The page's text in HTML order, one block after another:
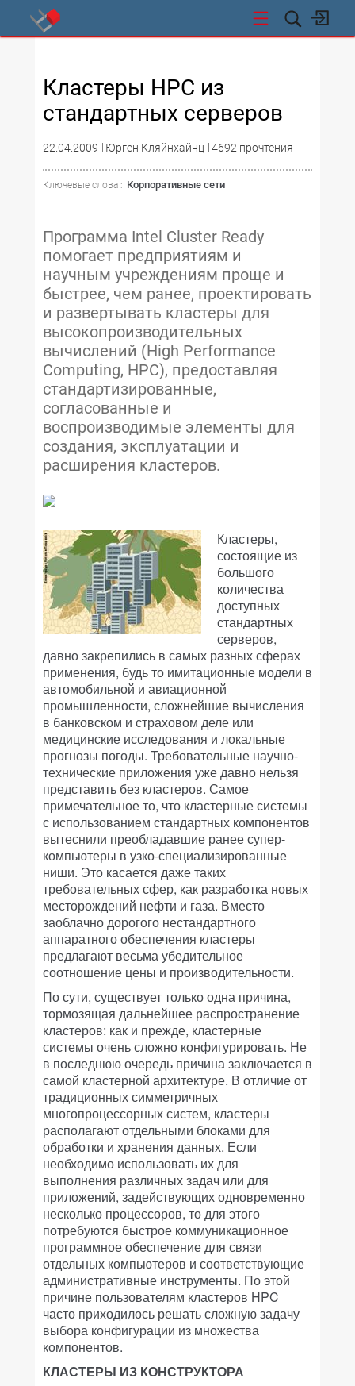
Кластеры HPC из
стандартных серверов
22.04.2009 Юрген Кляйнхайнц 4692 прочтения
Ключевые слова : Корпоративные сети
Программа Intel Cluster Ready
помогает предприятиям и
научным учреждениям проще и
быстрее, чем ранее, проектировать
и развертывать кластеры для
высокопроизводительных
вычислений (High Performance
Computing, HPC), предоставляя
стандартизированные,
согласованные и
воспроизводимые элементы для
создания, эксплуатации и
расширения кластеров.
Кластеры,
состоящие из
большого
количества
доступных
стандартных
серверов,
давно закрепились в самых разных сферах
применения, будь то имитационные модели в
автомобильной и авиационной
промышленности, сложнейшие вычисления
в банковском и страховом деле или
медицинские исследования и локальные
прогнозы погоды. Требовательные научно-
технические приложения уже давно нельзя
представить без кластеров. Самое
примечательное то, что кластерные системы
с использованием стандартных компонентов
вытеснили преобладавшие ранее супер-
компьютеры в узко-специализированные
ниши. Это касается даже таких
требовательных сфер, как разработка новых
месторождений нефти и газа. Вместо
заоблачно дорогого нестандартного
аппаратного обеспечения кластеры
предлагают весьма убедительное
соотношение цены и производительности.
По сути, существует только одна причина,
тормозящая дальнейшее распространение
кластеров: как и прежде, кластерные
системы очень сложно конфигурировать. Не
в последнюю очередь причина заключается в
самой кластерной архитектуре. В отличие от
традиционных симметричных
многопроцессорных систем, кластеры
располагают отдельными блоками для
обработки и хранения данных. Если
необходимо использовать их для
выполнения различных задач или для
приложений, задействующих одновременно
несколько процессоров, то для этого
потребуются быстрое коммуникационное
программное обеспечение для связи
отдельных компьютеров и соответствующие
административные инструменты. По этой
причине пользователям кластеров HPC
часто приходилось решать сложную задачу
выбора конфигурации из множества
компонентов.
КЛАСТЕРЫ ИЗ КОНСТРУКТОРА